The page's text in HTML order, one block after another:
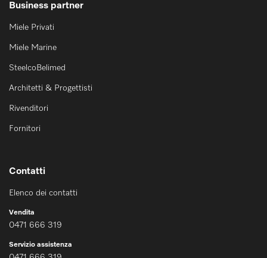
Business partner
Miele Privati
Miele Marine
SteelcoBelimed
Architetti & Progettisti
Rivenditori
Fornitori
Contatti
Elenco dei contatti
Vendita
0471 666 319
Servizio assistenza